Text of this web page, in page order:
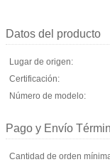
Datos del producto
Lugar de origen:
Certificación:
Número de modelo:
Pago y Envío
Cantidad de orden